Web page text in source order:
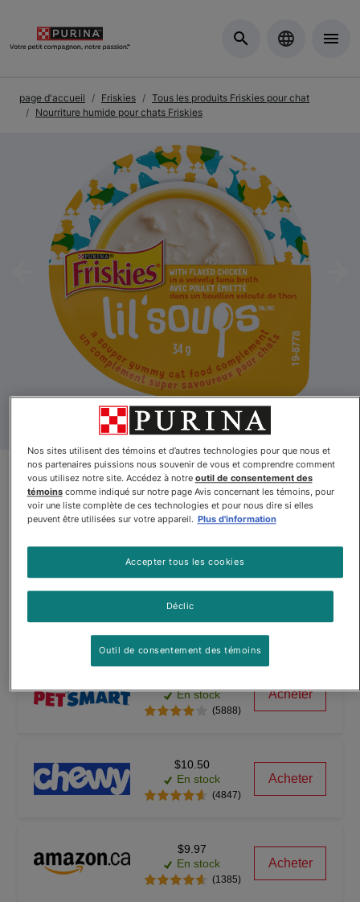
page d'accueil Friskies
Tous les produits Friskies pour chat
Nourriture humide pour chats Friskies
Previous
Friskies🅫 Lil’ Soups🅪 avec
Poulet Émietté dans un Bouillon
En stock
(5888)
Acheter
$10.50
En stock
(4847)
Acheter
$9.97
En stock
(1385)
Acheter
Nos sites utilisent des témoins et d’autres technologies pour que nous et
nos partenaires puissions nous souvenir de vous et comprendre comment
vous utilisez notre site. Accédez à notre outil de consentement des
témoinscomme indiqué sur notre page Avis concernant les témoins, pour
voir une liste complète de ces technologies et pour nous dire si elles
peuvent être utilisées sur votre appareil. Plus d'information
Déclic
Accepter tous les cookies
Outil de consentement des témoins